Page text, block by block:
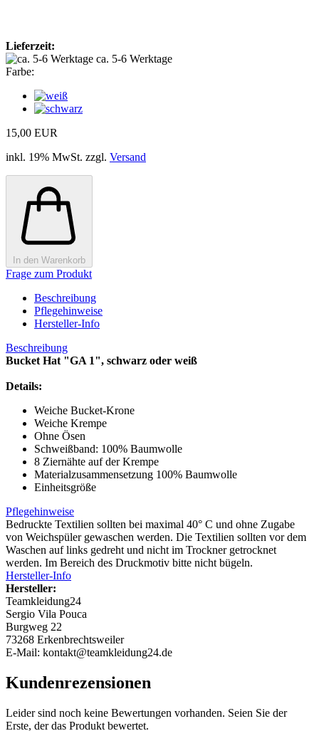
Lieferzeit:
ca. 5-6 Werktage
Farbe:
15,00 EUR
inkl. 19% MwSt. zzgl. Versand
In den Warenkorb
Frage zum Produkt
Beschreibung
Pflegehinweise
Hersteller-Info
Beschreibung
Bucket Hat "GA 1", schwarz oder weiß
Details:
Weiche Bucket-Krone
Weiche Krempe
Ohne Ösen
Schweißband: 100% Baumwolle
8 Ziernähte auf der Krempe
Materialzusammensetzung 100% Baumwolle
Einheitsgröße
Pflegehinweise
Bedruckte Textilien sollten bei maximal 40° C und ohne Zugabe
von Weichspüler gewaschen werden. Die Textilien sollten vor dem
Waschen auf links gedreht und nicht im Trockner getrocknet
werden. Im Bereich des Druckmotiv bitte nicht bügeln.
Hersteller-Info
Hersteller:
Teamkleidung24
Sergio Vila Pouca
Burgweg 22
73268 Erkenbrechtsweiler
E-Mail: kontakt@teamkleidung24.de
Kundenrezensionen
Leider sind noch keine Bewertungen vorhanden. Seien Sie der
Erste, der das Produkt bewertet.